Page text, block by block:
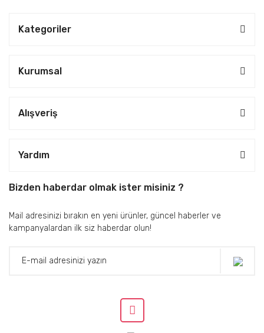
Kategoriler
Kurumsal
Alışveriş
Yardım
Bizden haberdar olmak ister misiniz ?
Mail adresinizi bırakın en yeni ürünler, güncel haberler ve
kampanyalardan ilk siz haberdar olun!